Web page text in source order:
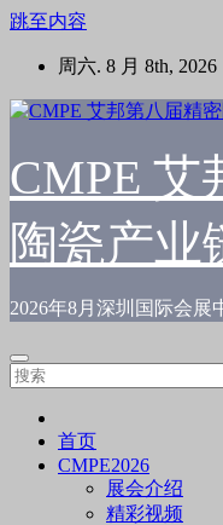
跳至内容
周六. 8 月 8th, 2026
CMPE 艾
陶瓷产业
2026年8月深圳国际会展
首页
CMPE2026
展会介绍
精彩视频